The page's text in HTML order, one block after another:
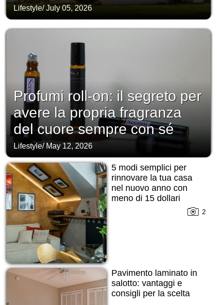
Lifestyle/July 05, 2026
Profumi roll-on: il segreto per
avere la propria fragranza
del cuore sempre con sé
Lifestyle/ May 12, 2026
5 modi semplici per
rinnovare la tua casa
nel nuovo anno con
meno di 15 dollari
2
Pavimento laminato in
salotto: vantaggi e
consigli per la scelta